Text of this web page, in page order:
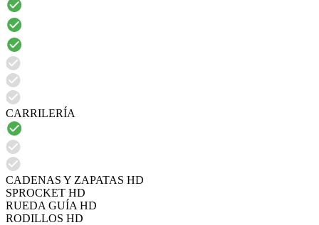
CARRILERÍA
CADENAS Y ZAPATAS HD
SPROCKET HD
RUEDA GUÍA HD
RODILLOS HD